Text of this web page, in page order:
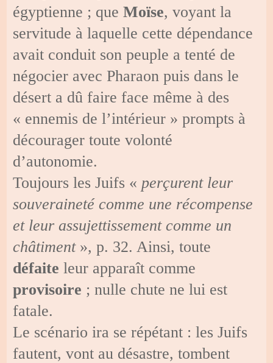
égyptienne ; queMoïse, voyant la
servitude à laquelle cette dépendance
avait conduit son peuple a tenté de
négocier avec Pharaon puis dans le
désert a dû faire face même à des
« ennemis de l’intérieur » prompts à
décourager toute volonté
d’autonomie.
Toujours les Juifs « perçurent leur
souveraineté comme une récompense
et leur assujettissement comme un
châtiment», p. 32. Ainsi, toute
défaite leur apparaît comme
provisoire ; nulle chute ne lui est
fatale.
Le scénario ira se répétant : les Juifs
fautent, vont au désastre, tombent